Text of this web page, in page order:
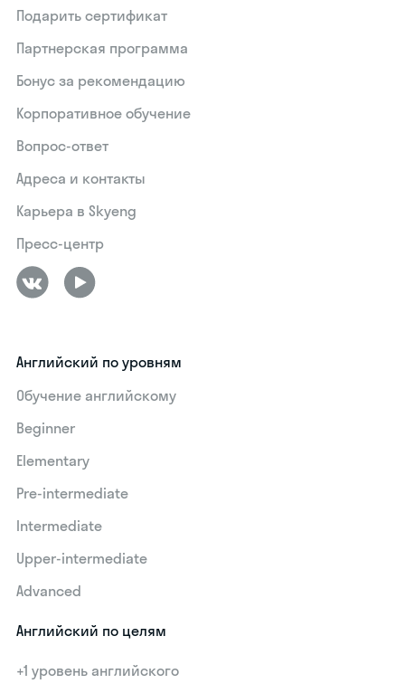
Подарить сертификат
Партнерская программа
Бонус за рекомендацию
Корпоративное обучение
Вопрос-ответ
Адреса и контакты
Карьера в Skyeng
Пресс-центр
Английский по уровням
Обучение английскому
Beginner
Elementary
Pre-intermediate
Intermediate
Upper-intermediate
Advanced
Английский по целям
+1 уровень английского